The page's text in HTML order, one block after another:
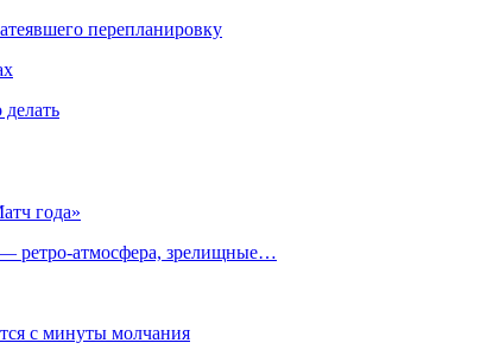
перепланировку
года»
зрелищные…
с минуты молчания